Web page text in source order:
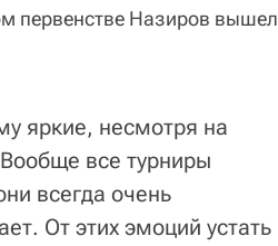
первенстве Назиров вышел
яркие, несмотря на
все турниры
всегда очень
От этих эмоций устать